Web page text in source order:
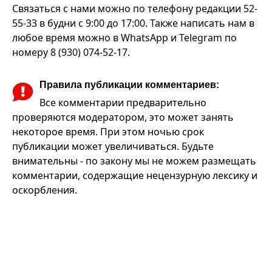
Связаться с нами можно по телефону редакции 52-
55-33 в будни с 9:00 до 17:00. Также написать нам в
любое время можно в WhatsApp и Telegram по
номеру 8 (930) 074-52-17.
Правила публикации комментариев:
Все комментарии предварительно
проверяются модератором, это может занять
некоторое время. При этом ночью срок
публикации может увеличиваться. Будьте
внимательны - по закону мы не можем размещать
комментарии, содержащие нецензурную лексику и
оскорбления.